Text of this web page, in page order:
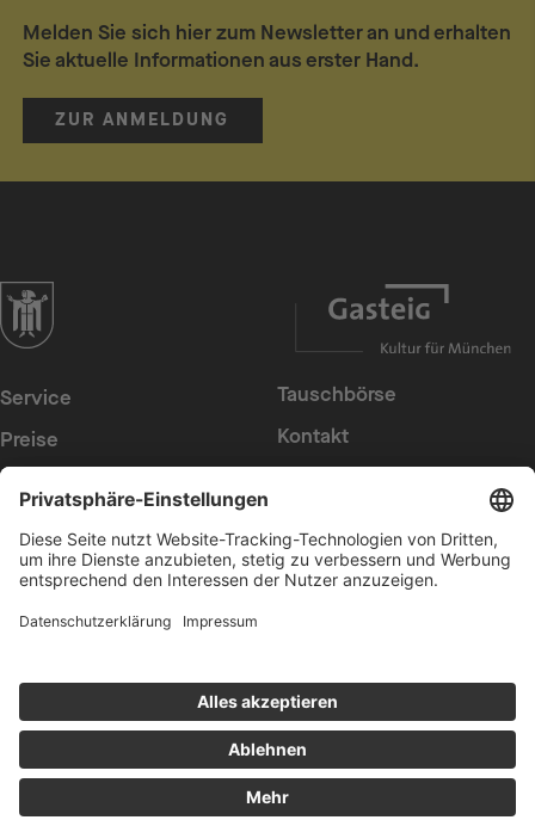
Melden Sie sich hier zum Newsletter an und erhalten
Sie aktuelle Informationen aus erster Hand.
ZUR ANMELDUNG
zur Website der Landeshauptstadt München
Service
Preise
Konzerte
Tauschbörse
Kontakt
AGB
Impressum